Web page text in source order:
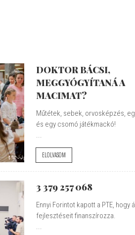
DOKTOR BÁCSI,
MEGGYÓGYÍTANÁ A
MACIMAT?
Műtétek, sebek, orvosképzés,
és egy csomó játékmackó!
...
ELOLVASOM
3 379 257 068
Ennyi Forintot kapott a PTE, hogy
fejlesztéseit finanszírozza.
...